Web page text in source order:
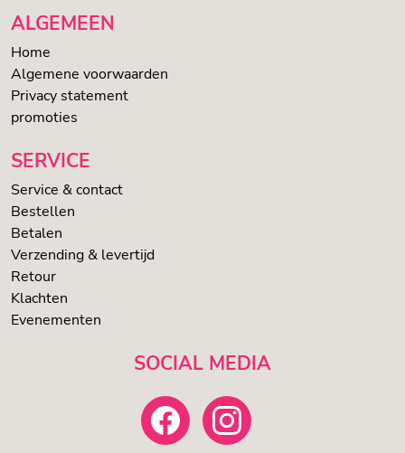
ALGEMEEN
Home
Algemene voorwaarden
Privacy statement
promoties
SERVICE
Service & contact
Bestellen
Betalen
Verzending & levertijd
Retour
Klachten
Evenementen
SOCIAL MEDIA